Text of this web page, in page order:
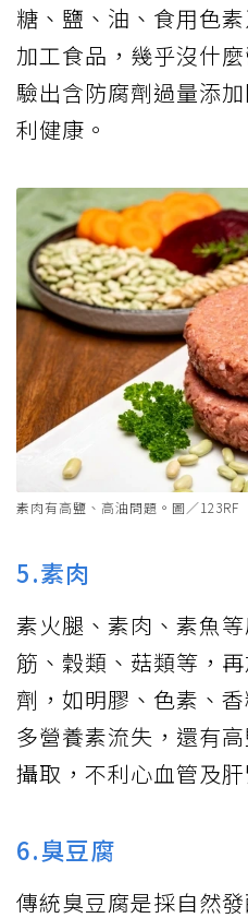
3.油豆腐
小小的三角油豆腐是
而成，外觀金黃酥脆
豆腐炸過的關係，其
的兩倍，加上油豆腐
糖、鹽等調味料，做
與糖分不容小覷，過
豆棗（左）幾乎沒什麼營養價值，甚
圖／本報資料照片
4.豆棗
很多人吃稀飯習慣配一
棗，它是將豆乾切絲